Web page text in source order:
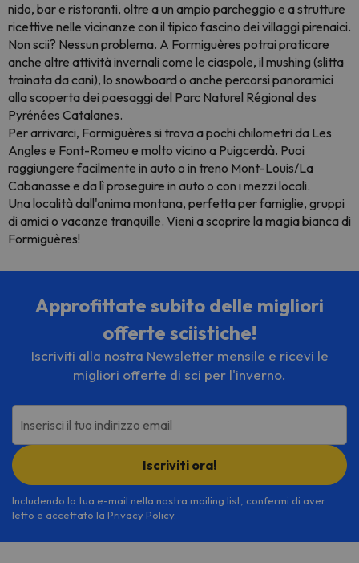
nido, bar e ristoranti, oltre a un ampio parcheggio e a strutture
ricettive nelle vicinanze con il tipico fascino dei villaggi pirenaici.
Non scii? Nessun problema. A Formiguères potrai praticare
anche altre attività invernali come le ciaspole, il mushing (slitta
trainata da cani), lo snowboard o anche percorsi panoramici
alla scoperta dei paesaggi del Parc Naturel Régional des
Pyrénées Catalanes.
Per arrivarci, Formiguères si trova a pochi chilometri da Les
Angles e Font-Romeu e molto vicino a Puigcerdà. Puoi
raggiungere facilmente in auto o in treno Mont-Louis/La
Cabanasse e da lì proseguire in auto o con i mezzi locali.
Una località dall'anima montana, perfetta per famiglie, gruppi
di amici o vacanze tranquille. Vieni a scoprire la magia bianca di
Formiguères!
Approfittate subito delle migliori
offerte sciistiche!
Iscriviti alla nostra Newsletter mensile e ricevi le
migliori offerte di sci per l'inverno.
Inserisci il tuo indirizzo email
Iscriviti ora!
Includendo la tua e-mail nella nostra mailing list, confermi di aver
letto e accettato la Privacy Policy.